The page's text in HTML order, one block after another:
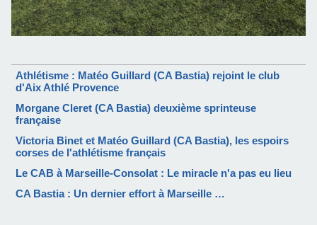
Athlétisme : Matéo Guillard (CA Bastia) rejoint le club
d'Aix Athlé Provence
Morgane Cleret (CA Bastia) deuxième sprinteuse
française
Victoria Binet et Matéo Guillard (CA Bastia), les espoirs
corses de l'athlétisme français
Le CAB à Marseille-Consolat : Le miracle n'a pas eu lieu
CA Bastia : Un dernier effort à Marseille …